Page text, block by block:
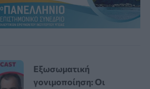
Εξωσωματική
γονιμοποίηση: Οι